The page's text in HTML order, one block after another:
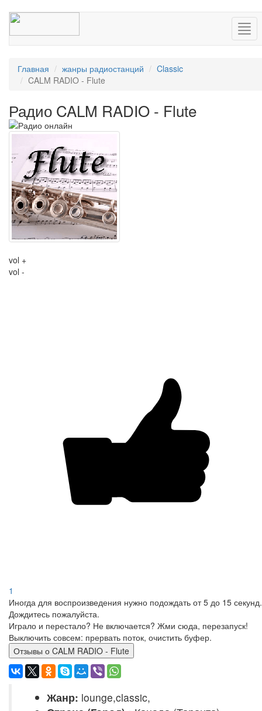
Главная жанры радиостанций
Classic
CALM RADIO - Flute
Радио CALM RADIO - Flute
vol +
vol -
1
Иногда для воспроизведения нужно подождать от 5 до 15 секунд.
Дождитесь пожалуйста.
Играло и перестало? Не включается? Жми сюда, перезапуск!
Выключить совсем: прервать поток, очистить буфер.
Отзывы о CALM RADIO - Flute
Жанр: lounge,classic,